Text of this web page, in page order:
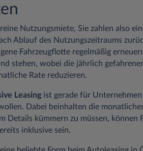
Nutzungsmiete, Sie zahlen also
Ablauf des Nutzungszeitraums
Fahrzeugflotte regelmäßig
stehen, wobei die jährlich
Rate reduzieren.
Leasing ist gerade für
Dabei beinhalten die
Details kümmern zu müssen, können
inklusive sein.